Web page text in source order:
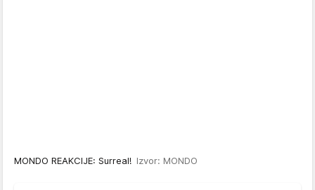
MONDO REAKCIJE: Surreal! Izvor: MONDO